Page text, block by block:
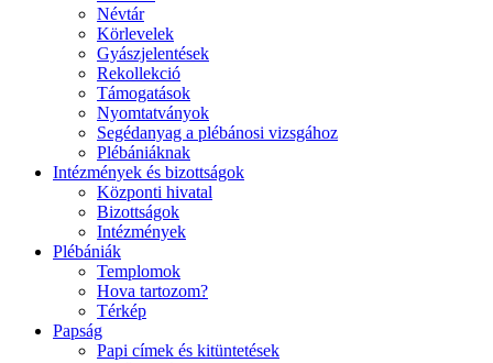
Névtár
Körlevelek
Gyászjelentések
Rekollekció
Támogatások
Nyomtatványok
Segédanyag a plébánosi vizsgához
Plébániáknak
Intézmények és bizottságok
Központi hivatal
Bizottságok
Intézmények
Plébániák
Templomok
Hova tartozom?
Térkép
Papság
Papi címek és kitüntetések